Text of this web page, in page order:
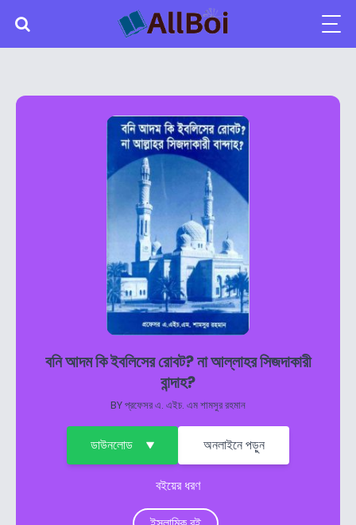
বনি আদম কি ইবলিসের রোবট? না আল্লাহর সিজদাকারী
বান্দাহ?
BYপ্রফেসর এ. এইচ. এম শামসুর রহমান
ডাউনলোড অনলাইনে পড়ুন
বইয়ের ধরণ